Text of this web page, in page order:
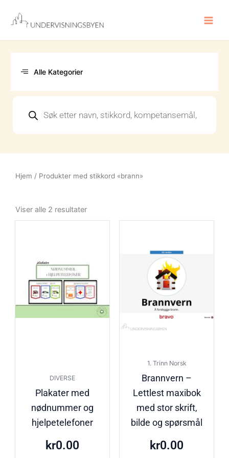
innholdet
Alle Kategorier
search
Hjem / Produkter med stikkord «brann»
Viser alle 2 resultateretter
DIVERSE
Plakater med
nødnummer og
hjelpetelefoner
kr0.00
1. Trinn Norsk
Brannvern –
Lettlest maxibok
med stor skrift,
bilde og spørsmål
kr0.00